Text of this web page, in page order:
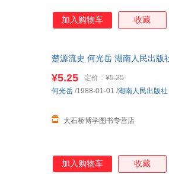
加入购物车 收藏
楚源流史 何光岳 湖南人民出版
¥5.25 定价： ¥5.25
大石桥博学图书专营店
何光岳 /1988-01-01 /湖南人民出版社
加入购物车 收藏